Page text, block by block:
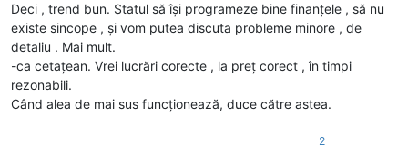
Deci , trend bun. Statul să își programeze bine finanțele , să nu
existe sincope , și vom putea discuta probleme minore , de
detaliu . Mai mult.
-ca cetațean. Vrei lucrări corecte , la preț corect , în timpi
rezonabili.
Când alea de mai sus funcționează, duce către astea.
2